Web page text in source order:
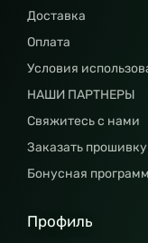
Доставка
Оплата
Условия
НАШИ ПАРТНЕРЫ
Свяжитесь с нами
Заказать
Бонусная
Профиль